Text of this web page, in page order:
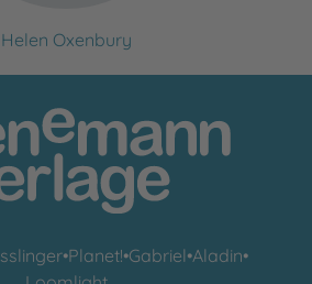
Helen Oxenbury
•Planet!•Gabriel•Aladin•